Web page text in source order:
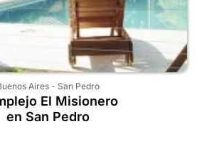
Aires- San Pedro
El Misionero
en San Pedro